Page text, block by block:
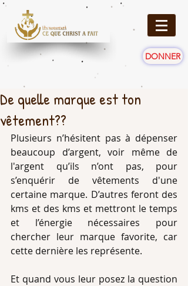
DONNER
De quelle marque est ton
vêtement??
Plusieurs n’hésitent pas à dépenser
beaucoup d’argent, voir même de
l'argent qu’ils n’ont pas, pour
s’enquérir de vêtements d'une
certaine marque. D’autres feront des
kms et des kms et mettront le temps
et l’énergie nécessaires pour
chercher leur marque favorite, car
cette dernière les représente.
Et quand vous leur posez la question